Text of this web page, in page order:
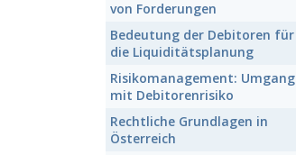
von Forderungen
Bedeutung der Debitoren für
die Liquiditätsplanung
Risikomanagement: Umgang
mit Debitorenrisiko
Rechtliche Grundlagen in
Österreich